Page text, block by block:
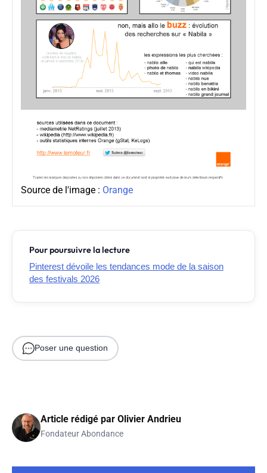
Source de l'image : Orange
Pour poursuivre la lecture
Pinterest dévoile les tendances mode de la saison
des festivals 2026
Poser une question
Article rédigé par Olivier Andrieu
Fondateur Abondance